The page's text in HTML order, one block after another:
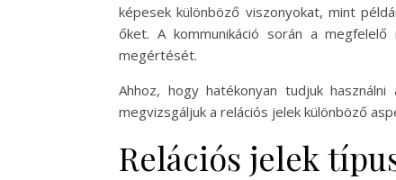
képesek különböző viszonyokat, mint
őket. A kommunikáció során a
megértését.
Ahhoz, hogy hatékonyan tudjuk
megvizsgáljuk a relációs jelek különböző
Relációs jelek